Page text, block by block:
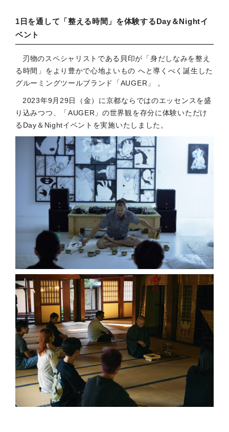
1日を通して「整える時間」を体験するDay＆Nightイ
ベント
刃物のスペシャリストである貝印が「身だしなみを整え
る時間」をより豊かで心地よいもの へと導くべく誕生した
グルーミングツールブランド「AUGER」 。
2023年9月29日（金）に京都ならではのエッセンスを盛
り込みつつ、「AUGER」の世界観を存分に体験いただけ
るDay＆Nightイベントを実施いたしました。